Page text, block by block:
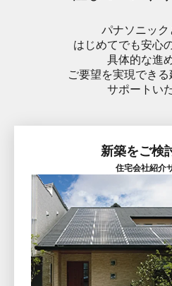
パナソニック
はじめてでも安心
具体的な進
ご要望を実現でき
サポートい
新築をご検
住宅会社紹介